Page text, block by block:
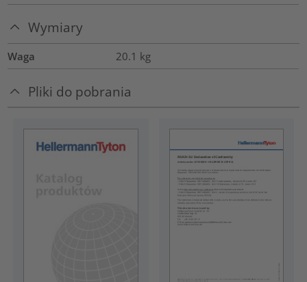
Wymiary
Waga 20.1 kg
Pliki do pobrania